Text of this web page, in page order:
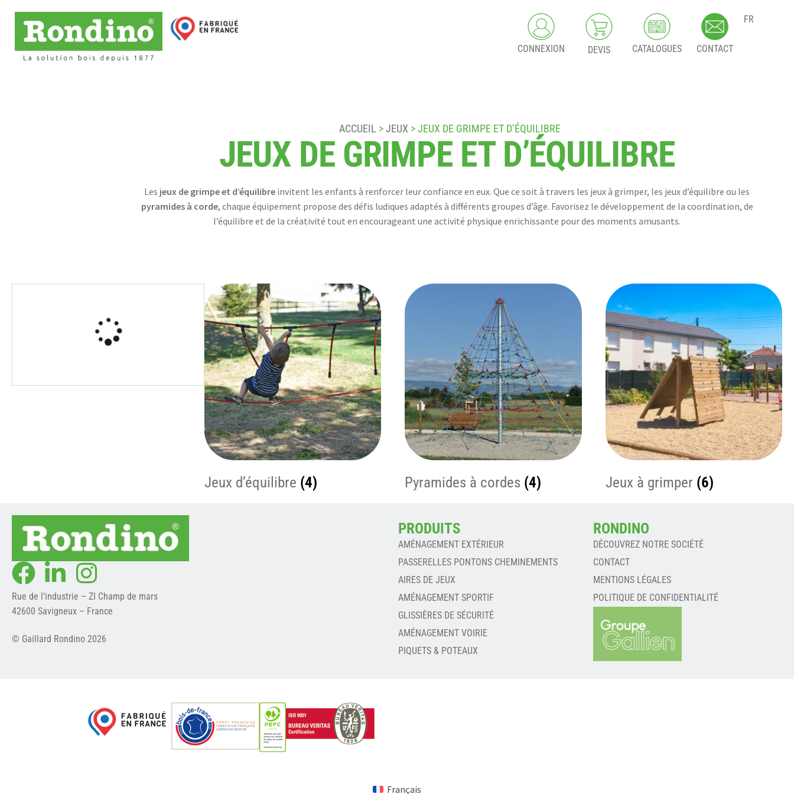
CONNEXION DEVIS CATALOGUES CONTACT
FR
ACCUEIL >JEUX > JEUX DE GRIMPE ET D’ÉQUILIBRE
JEUX DE GRIMPE ET D’ÉQUILIBRE
Les jeux de grimpe et d’équilibre invitent les enfants à renforcer leur confiance en eux. Que ce soit à travers les jeux à grimper, les jeux d’équilibre ou les
pyramides à corde, chaque équipement propose des défis ludiques adaptés à différents groupes d’âge. Favorisez le développement de la coordination, de
l’équilibre et de la créativité tout en encourageant une activité physique enrichissante pour des moments amusants.
Jeux d’équilibre (4) Pyramides à cordes (4) Jeux à grimper (6)
Rue de l’industrie – ZI Champ de mars
42600 Savigneux – France
© Gaillard Rondino 2026
PRODUITS
AMÉNAGEMENT EXTÉRIEUR
PASSERELLES PONTONS CHEMINEMENTS
AIRES DE JEUX
AMÉNAGEMENT SPORTIF
GLISSIÈRES DE SÉCURITÉ
AMÉNAGEMENT VOIRIE
PIQUETS & POTEAUX
RONDINO
DÉCOUVREZ NOTRE SOCIÉTÉ
CONTACT
MENTIONS LÉGALES
POLITIQUE DE CONFIDENTIALITÉ
Français